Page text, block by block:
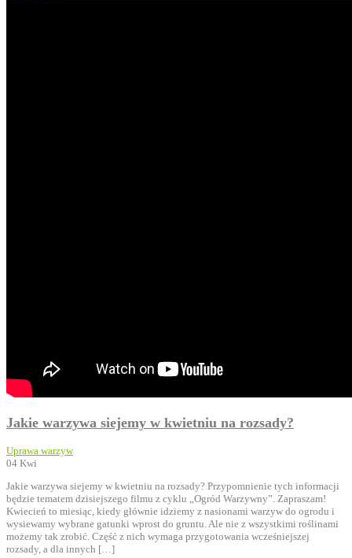
Jakie warzywa siejemy w kwietniu na rozsady?
Uprawa warzyw
04 Kwi
Jakie warzywa siejemy w kwietniu na rozsady? Przypomnienie tych informacji
będzie tematem dzisiejszego filmu z cyklu „Ogród Warzywny”. Zapraszam!
Kwiecień to miesiąc, kiedy głównie idziemy z nasionami warzyw do ogrodu i
wysiewamy wybrane gatunki wprost do gruntu. Ale nie z wszystkimi roślinami
możemy tak zrobić. Część z nich wymaga przygotowania wcześniejszej
rozsady, a dla innych […]